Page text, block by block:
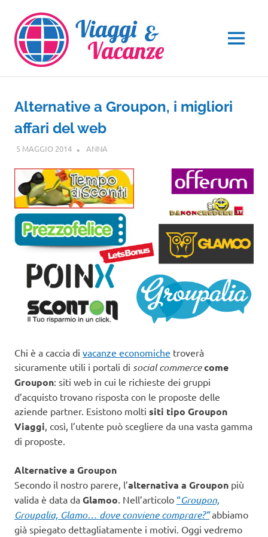
contenuto
MENU
Alternative a Groupon, i migliori
affari del web
5 MAGGIO 2014 ANNA
Chi è a caccia di vacanze economiche troverà
sicuramente utili i portali di social commercecome
Groupon: siti web in cui le richieste dei gruppi
d’acquisto trovano risposta con le proposte delle
aziende partner. Esistono molti siti tipo Groupon
Viaggi, così, l’utente può scegliere da una vasta gamma
di proposte.
Alternative a Groupon
Secondo il nostro parere, l’alternativa a Groupon più
valida è data da Glamoo. Nell’articolo “Groupon,
Groupalia, Glamo… dove conviene comprare?” abbiamo
già spiegato dettagliatamente i motivi. Oggi vedremo